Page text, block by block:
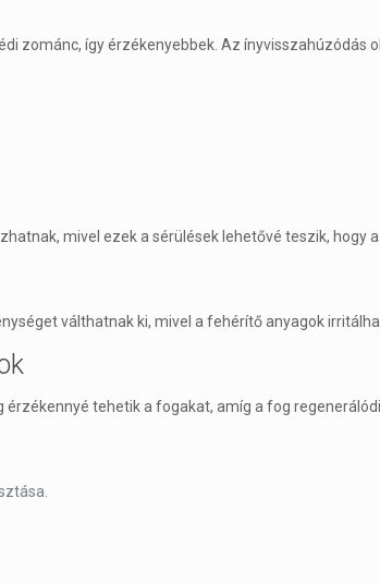
zománc, így érzékenyebbek. Az ínyvisszahúzódás
mivel ezek a sérülések lehetővé teszik, hogy
válthatnak ki, mivel a fehérítő anyagok
tehetik a fogakat, amíg a fog